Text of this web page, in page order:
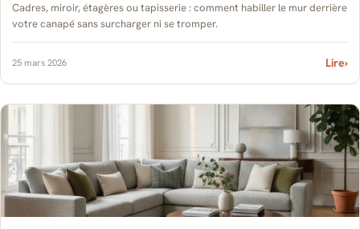
Cadres, miroir, étagères ou tapisserie : comment habiller le mur derrière
votre canapé sans surcharger ni se tromper.
25 mars 2026 Lire›